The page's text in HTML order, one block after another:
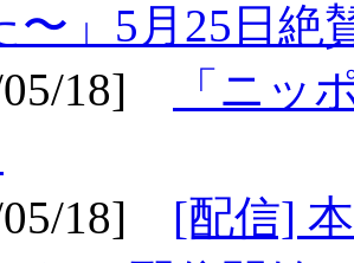
〜」5月25日絶
05/18]
「ニッ
05/18] [配信]